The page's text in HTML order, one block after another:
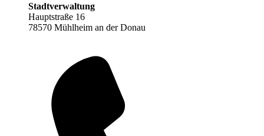
Stadtverwaltung
Hauptstraße 16
78570 Mühlheim an der Donau